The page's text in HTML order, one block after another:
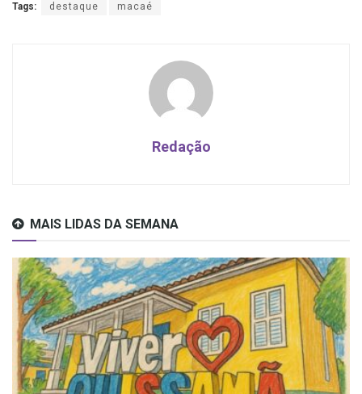
Tags: destaque macaé
Redação
MAIS LIDAS DA SEMANA